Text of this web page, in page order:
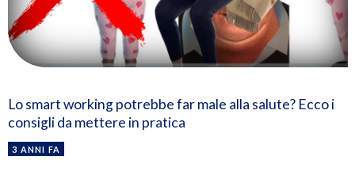
Lo smart working potrebbe far male alla salute? Ecco i
consigli da mettere in pratica
3 ANNI FA